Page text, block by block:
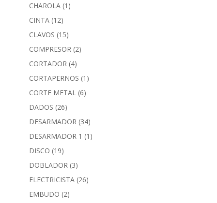
CHAROLA (1)
CINTA (12)
CLAVOS (15)
COMPRESOR (2)
CORTADOR (4)
CORTAPERNOS (1)
CORTE METAL (6)
DADOS (26)
DESARMADOR (34)
DESARMADOR 1 (1)
DISCO (19)
DOBLADOR (3)
ELECTRICISTA (26)
EMBUDO (2)